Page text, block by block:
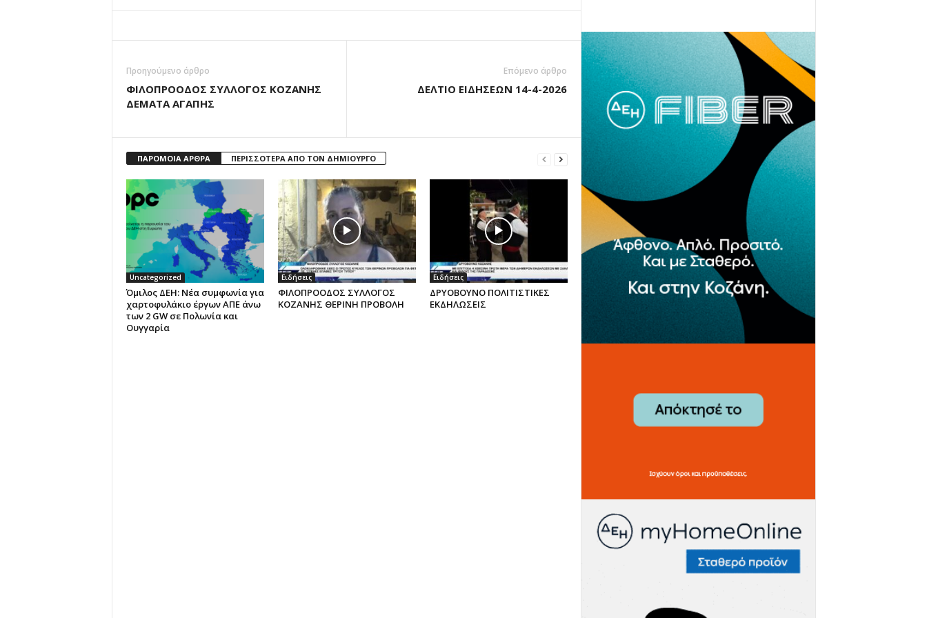
Προηγούμενο άρθρο
ΦΙΛΟΠΡΟΟΔΟΣ ΣΥΛΛΟΓΟΣ ΚΟΖΑΝΗΣ
ΔΕΜΑΤΑ ΑΓΑΠΗΣ
Επόμενο άρθρο
ΔΕΛΤΙΟ ΕΙΔΗΣΕΩΝ 14-4-2026
ΠΑΡΟΜΟΙΑ ΑΡΘΡΑ ΠΕΡΙΣΣΟΤΕΡΑ ΑΠΟ ΤΟΝ ΔΗΜΙΟΥΡΓΟ
Uncategorized
Όμιλος ΔΕΗ: Νέα συμφωνία για
χαρτοφυλάκιο έργων ΑΠΕ άνω
των 2 GW σε Πολωνία και
Ουγγαρία
Ειδήσεις
ΦΙΛΟΠΡΟΟΔΟΣ ΣΥΛΛΟΓΟΣ
ΚΟΖΑΝΗΣ ΘΕΡΙΝΗ ΠΡΟΒΟΛΗ
Ειδήσεις
ΔΡΥΟΒΟΥΝΟ ΠΟΛΙΤΙΣΤΙΚΕΣ
ΕΚΔΗΛΩΣΕΙΣ
- Advertisement -